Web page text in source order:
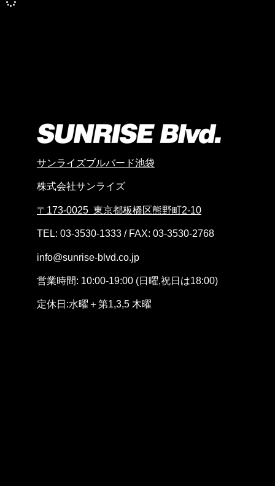
サンライズブルバード池袋
株式会社サンライズ
〒173-0025 東京都板橋区熊野町2-10
TEL: 03-3530-1333 / FAX: 03-3530-2768
info@sunrise-blvd.co.jp
営業時間: 10:00-19:00 (日曜,祝日は18:00)
定休日:水曜＋第1,3,5 木曜